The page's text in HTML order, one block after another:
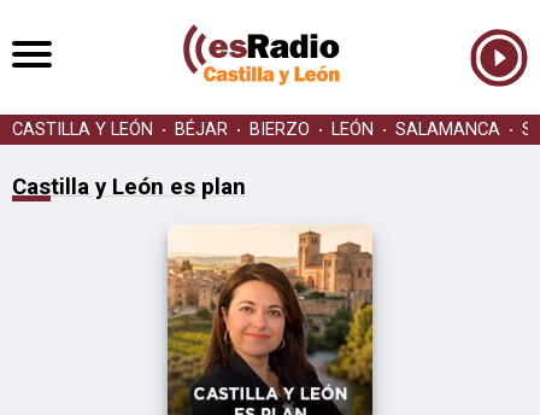
CASTILLA Y LEÓN BÉJAR BIERZO LEÓN SALAMANCA
Castilla y León es plan